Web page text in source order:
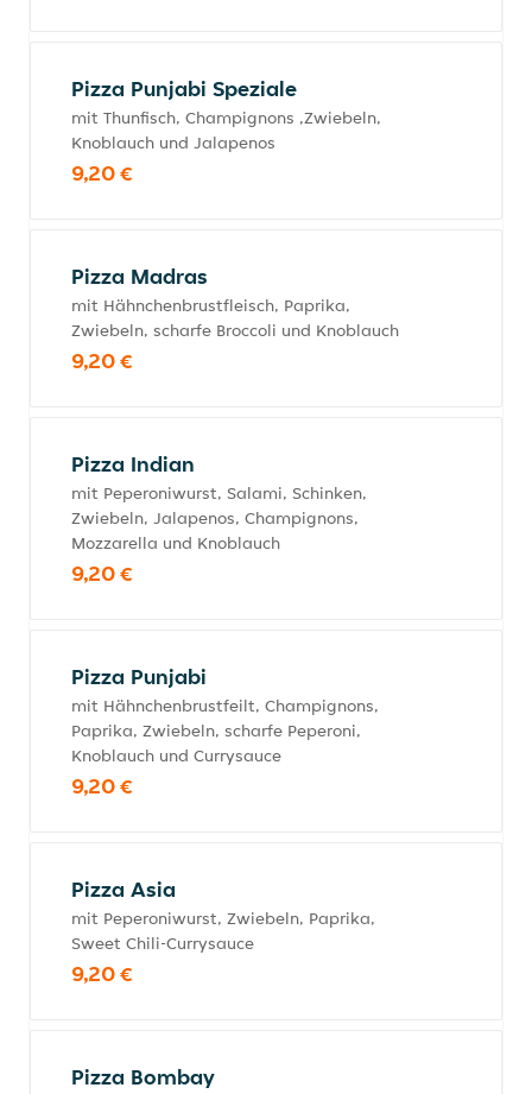
Pizza Punjabi Speziale
mit Thunfisch, Champignons ,Zwiebeln,
Knoblauch und Jalapenos
9,20 €
Pizza Madras
mit Hähnchenbrustfleisch, Paprika,
Zwiebeln, scharfe Broccoli und Knoblauch
9,20 €
Pizza Indian
mit Peperoniwurst, Salami, Schinken,
Zwiebeln, Jalapenos, Champignons,
Mozzarella und Knoblauch
9,20 €
Pizza Punjabi
mit Hähnchenbrustfeilt, Champignons,
Paprika, Zwiebeln, scharfe Peperoni,
Knoblauch und Currysauce
9,20 €
Pizza Asia
mit Peperoniwurst, Zwiebeln, Paprika,
Sweet Chili-Currysauce
9,20 €
Pizza Bombay